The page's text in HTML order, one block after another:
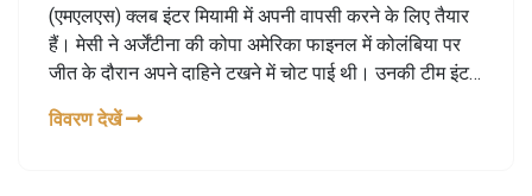
(एमएलएस) क्लब इंटर मियामी में अपनी वापसी करने के लिए तैयार
हैं। मेसी ने अर्जेंटीना की कोपा अमेरिका फाइनल में कोलंबिया पर
जीत के दौरान अपने दाहिने टखने में चोट पाई थी। उनकी टीम इंटर
विवरण देखें